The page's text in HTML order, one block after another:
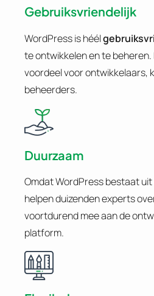
Gebruiksvriendelijk
WordPress is héél
te ontwikkelen en te
voordeel voor ontwikkelaars,
beheerders.
Duurzaam
Omdat WordPress bestaat uit
helpen duizenden experts
voortdurend mee aan de
platform.